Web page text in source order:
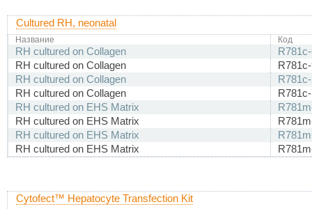
Cultured RH, neonatal
Название Код
RH cultured on Collagen
RH cultured on Collagen
RH cultured on Collagen
RH cultured on Collagen
RH cultured on EHS Matrix
RH cultured on EHS Matrix
RH cultured on EHS Matrix
RH cultured on EHS Matrix
Cytofect™ Hepatocyte Transfection Kit